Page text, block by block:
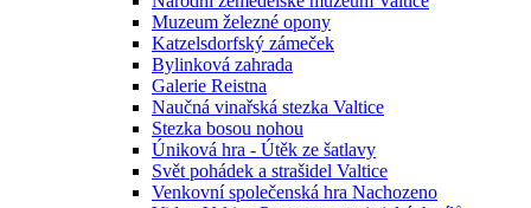
Muzeum železné opony
Katzelsdorfský zámeček
Bylinková zahrada
Galerie Reistna
Naučná vinařská stezka Valtice
Stezka bosou nohou
Úniková hra - Útěk ze šatlavy
Svět pohádek a strašidel Valtice
Venkovní společenská hra Nachozeno